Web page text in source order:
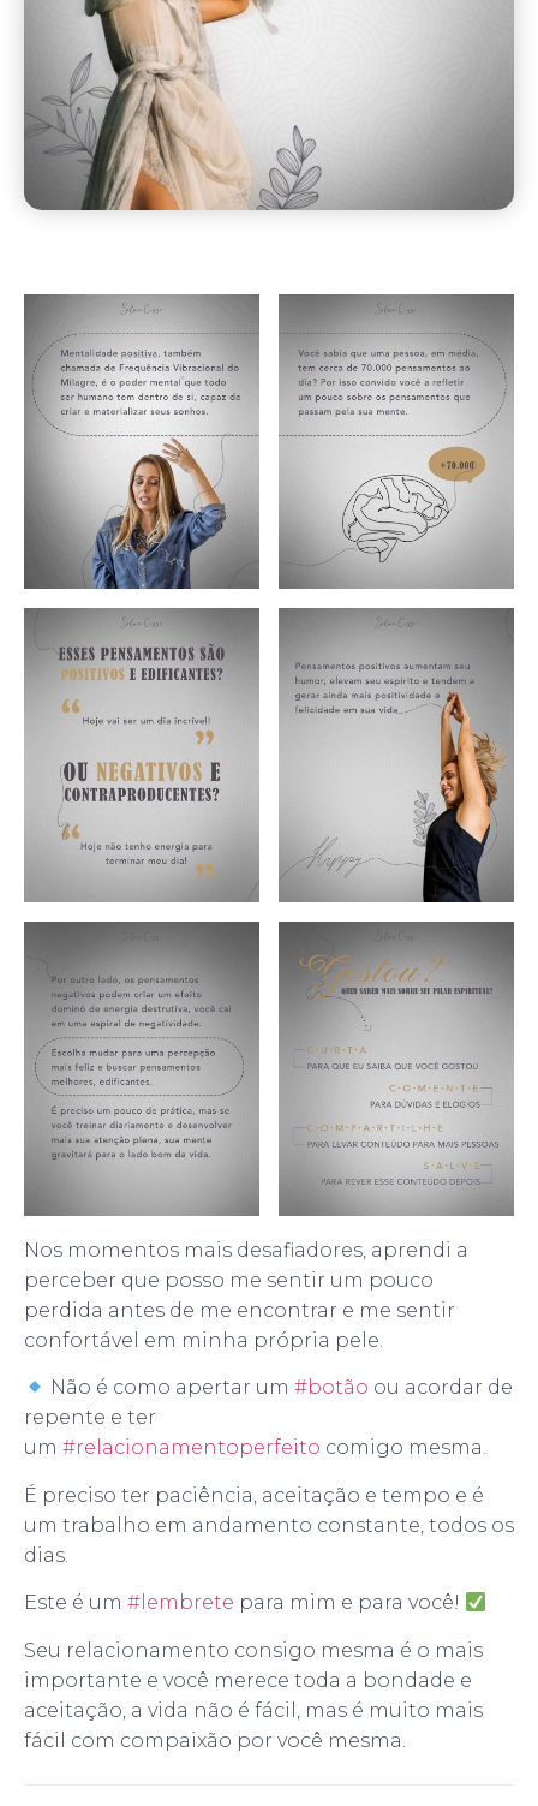
Nos momentos mais desafiadores, aprendi a
perceber que posso me sentir um pouco
perdida antes de me encontrar e me sentir
confortável em minha própria pele.
Não é como apertar um#botão ou acordar de
repente e ter
um #relacionamentoperfeito comigo mesma.
É preciso ter paciência, aceitação e tempo e é
um trabalho em andamento constante, todos os
dias.
Este é um #lembrete para mim e para você!
Seu relacionamento consigo mesma é o mais
importante e você merece toda a bondade e
aceitação, a vida não é fácil, mas é muito mais
fácil com compaixão por você mesma.